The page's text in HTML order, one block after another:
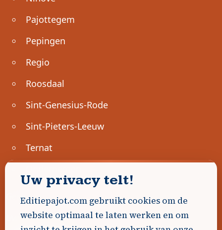
Pajottegem
Pepingen
Regio
Roosdaal
Sint-Genesius-Rode
Sint-Pieters-Leeuw
Ternat
Geen advertenties gevonden.
Uw advertentie hier? Contacteer ons!
Uw privacy telt!
Editiepajot.com gebruikt cookies om de
website optimaal te laten werken en om